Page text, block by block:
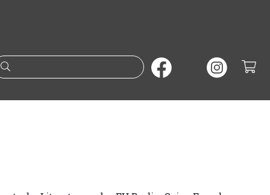
Suche nach Büchern oder